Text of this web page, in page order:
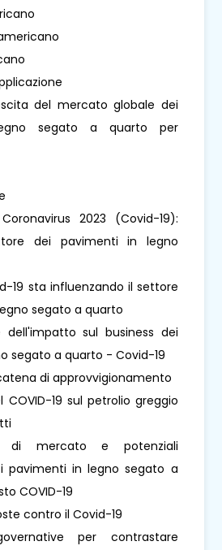
del mercato globale dei
segato a quarto per
2023 (Covid-19):
dei pavimenti in legno
19 sta influenzando il settore
segato a quarto
dell'impatto sul business dei
segato a quarto - Covid-19
catena di approvvigionamento
COVID-19 sul petrolio greggio
di mercato e potenziali
pavimenti in legno segato a
COVID-19
contro il Covid-19
per contrastare